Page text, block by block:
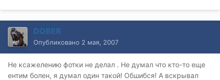
DOBER
Опубликовано 2 мая, 2007
Не ксажелению фотки не делал . Не думал что кто-то еще
ентим болен, я думал один такой! Обшибся! А вскрывал